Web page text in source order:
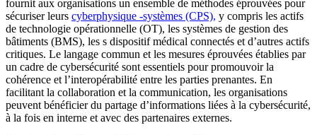
fournit aux organisations un ensemble de méthodes éprouvées pour
sécuriser leurs cyberphysique -systèmes (CPS), y compris les actifs
de technologie opérationnelle (OT), les systèmes de gestion des
bâtiments (BMS), les s dispositif médical connectés et d’autres actifs
critiques. Le langage commun et les mesures éprouvées établies par
un cadre de cybersécurité sont essentiels pour promouvoir la
cohérence et l’interopérabilité entre les parties prenantes. En
facilitant la collaboration et la communication, les organisations
peuvent bénéficier du partage d’informations liées à la cybersécurité,
à la fois en interne et avec des partenaires externes.